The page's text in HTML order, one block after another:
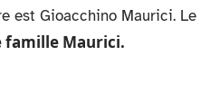
est Gioacchino Maurici. Le
famille Maurici.